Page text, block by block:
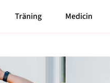
Träning Medicin
da Silva